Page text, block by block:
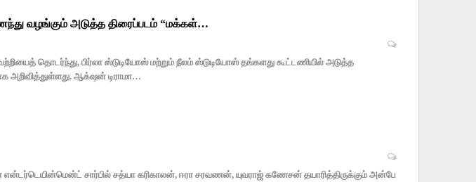
வழங்கும் அடுத்த திரைப்படம் “மக்கள்…
தொடர்ந்து, பிர்லா ஸ்டுடியோஸ் மற்றும் நீலம் ஸ்டுடியோஸ் தங்களது கூட்டணியில் அடுத்த
அறிவித்துள்ளது. ஆக்‌ஷன் டிராமா…
என்டர்டெயின்மென்ட் சார்பில் சத்யா கரிகாலன், ஈரா சரவணன், யுவராஜ் கணேசன் தயாரித்திருக்கும் அன்பே